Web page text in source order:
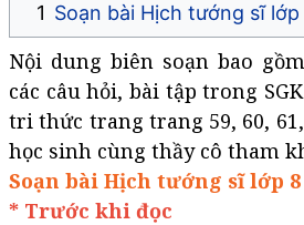
Soạn bài Hịch tướng sĩ
Nội dung biên soạn bao
các câu hỏi, bài tập trong
tri thức trang trang 59, 60,
học sinh cùng thầy cô tham
Soạn bài Hịch tướng sĩ lớp
* Trước khi đọc